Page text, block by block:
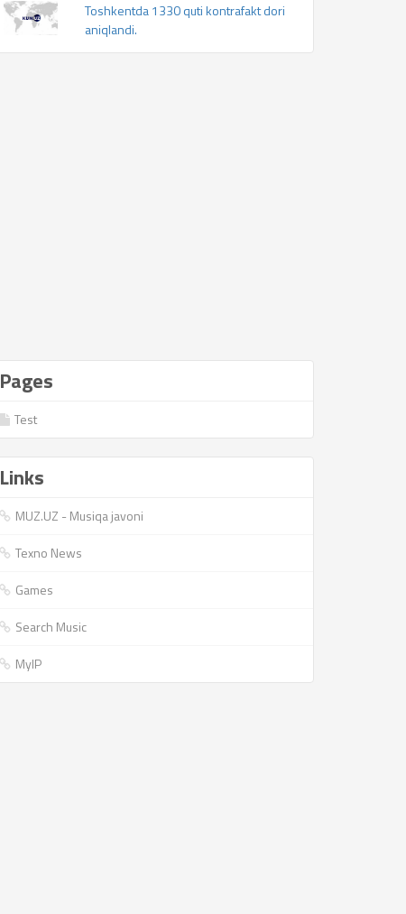
Toshkentda 1330 quti kontrafakt dori
aniqlandi.
Pages
Test
Links
MUZ.UZ - Musiqa javoni
Texno News
Games
Search Music
MyIP